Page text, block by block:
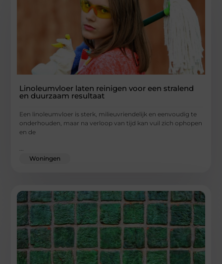
Linoleumvloer laten reinigen voor een stralend
en duurzaam resultaat
Een linoleumvloer is sterk, milieuvriendelijk en eenvoudig te
onderhouden, maar na verloop van tijd kan vuil zich ophopen
en de
Woningen